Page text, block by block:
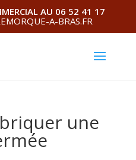
AU 06 52 41 17
A-BRAS.FR
une